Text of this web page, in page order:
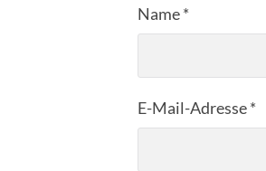
Name*
E-Mail-Adresse*